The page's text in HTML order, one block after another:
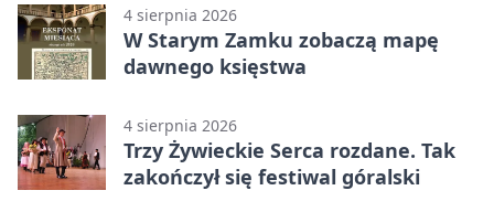
4 sierpnia 2026
W Starym Zamku zobaczą mapę
dawnego księstwa
4 sierpnia 2026
Trzy Żywieckie Serca rozdane. Tak
zakończył się festiwal góralski